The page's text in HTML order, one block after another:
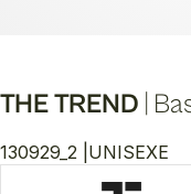
THE TREND
130929_2 | UNISEXE